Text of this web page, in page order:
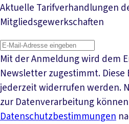
Aktuelle Tarifverhandlungen
Mitgliedsgewerkschaften
Mit der Anmeldung wird dem
Newsletter zugestimmt. Diese
jederzeit widerrufen werden.
zur Datenverarbeitung
Datenschutzbestimmungen